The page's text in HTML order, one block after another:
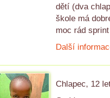
dětí (dva
škole má
moc rád
Další
Chlapec, 12